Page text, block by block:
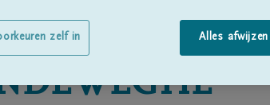
Alles afwijzen
zelf in